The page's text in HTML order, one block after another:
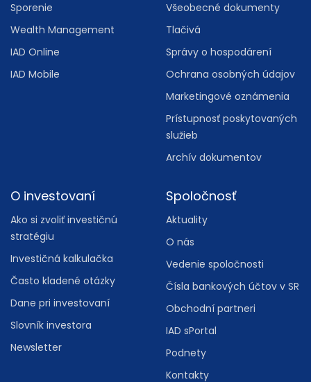
Sporenie
Wealth Management
IAD Online
IAD Mobile
Všeobecné dokumenty
Tlačivá
Správy o hospodárení
Ochrana osobných údajov
Marketingové oznámenia
Prístupnosť poskytovaných
služieb
Archív dokumentov
O investovaní
Ako si zvoliť investičnú
stratégiu
Investičná kalkulačka
Často kladené otázky
Dane pri investovaní
Slovník investora
Newsletter
Spoločnosť
Aktuality
O nás
Vedenie spoločnosti
Čísla bankových účtov v SR
Obchodní partneri
IAD sPortal
Podnety
Kontakty